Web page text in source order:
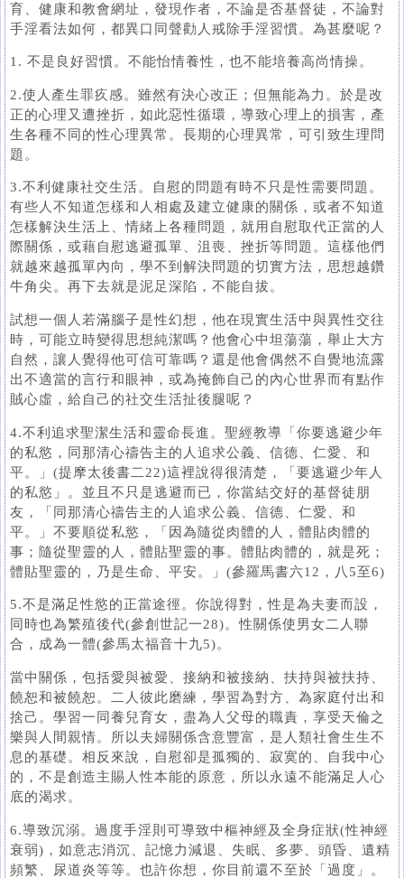
育、健康和教會網址，發現作者，不論是否基督徒，不論對
手淫看法如何，都異口同聲勸人戒除手淫習慣。為甚麼呢？
1. 不是良好習慣。不能怡情養性，也不能培養高尚情操。
2.使人產生罪疚感。雖然有決心改正；但無能為力。於是改
正的心理又遭挫折，如此惡性循環，導致心理上的損害，產
生各種不同的性心理異常。長期的心理異常，可引致生理問
題。
3.不利健康社交生活。自慰的問題有時不只是性需要問題。
有些人不知道怎樣和人相處及建立健康的關係，或者不知道
怎樣解決生活上、情緒上各種問題，就用自慰取代正當的人
際關係，或藉自慰逃避孤單、沮喪、挫折等問題。這樣他們
就越來越孤單內向，學不到解決問題的切實方法，思想越鑽
牛角尖。再下去就是泥足深陷，不能自拔。
試想一個人若滿腦子是性幻想，他在現實生活中與異性交往
時，可能立時變得思想純潔嗎？他會心中坦蕩蕩，舉止大方
自然，讓人覺得他可信可靠嗎？還是他會偶然不自覺地流露
出不適當的言行和眼神，或為掩飾自己的內心世界而有點作
賊心虛，給自己的社交生活扯後腿呢？
4.不利追求聖潔生活和靈命長進。聖經教導「你要逃避少年
的私慾，同那清心禱告主的人追求公義、信德、仁愛、和
平。」(提摩太後書二22)這裡說得很清楚，「要逃避少年人
的私慾」。並且不只是逃避而已，你當結交好的基督徒朋
友，「同那清心禱告主的人追求公義、信德、仁愛、和
平。」不要順從私慾，「因為隨從肉體的人，體貼肉體的
事；隨從聖靈的人，體貼聖靈的事。體貼肉體的，就是死；
體貼聖靈的，乃是生命、平安。」(參羅馬書六12，八5至6)
5.不是滿足性慾的正當途徑。你說得對，性是為夫妻而設，
同時也為繁殖後代(參創世記一28)。性關係使男女二人聯
合，成為一體(參馬太福音十九5)。
當中關係，包括愛與被愛、接納和被接納、扶持與被扶持、
饒恕和被饒恕。二人彼此磨練，學習為對方、為家庭付出和
捨己。學習一同養兒育女，盡為人父母的職責，享受天倫之
樂與人間親情。所以夫婦關係含意豐富，是人類社會生生不
息的基礎。相反來說，自慰卻是孤獨的、寂寞的、自我中心
的，不是創造主賜人性本能的原意，所以永遠不能滿足人心
底的渴求。
6.導致沉溺。過度手淫則可導致中樞神經及全身症狀(性神經
衰弱)，如意志消沉、記憶力減退、失眠、多夢、頭昏、遺精
頻繁、尿道炎等等。也許你想，你目前還不至於「過度」。